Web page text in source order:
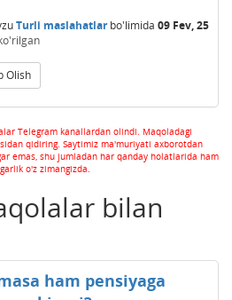
Turli maslahatlarbo'limida 09 Fev, 25
Olish
Telegram kanallardan olindi. Maqoladagi
qidiring. Saytimiz ma'muriyati axborotdan
emas, shu jumladan har qanday holatlarida ham
o'z zimangizda.
bilan
ham pensiyaga